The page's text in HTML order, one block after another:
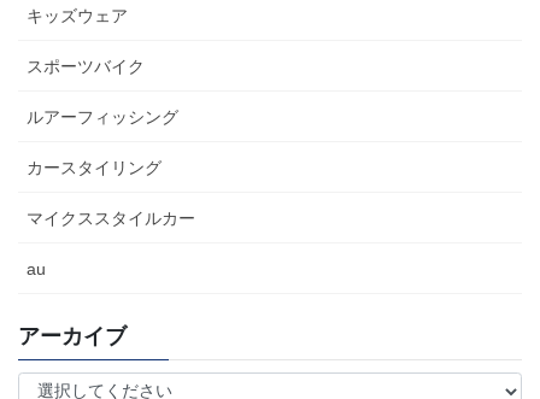
キッズウェア
スポーツバイク
ルアーフィッシング
カースタイリング
マイクススタイルカー
au
アーカイブ